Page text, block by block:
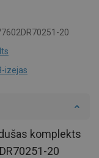
20
izejas
komplekts
20